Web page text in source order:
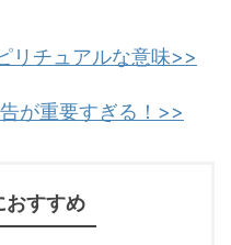
リチュアルな意味>>
が重要すぎる！>>
おすすめ